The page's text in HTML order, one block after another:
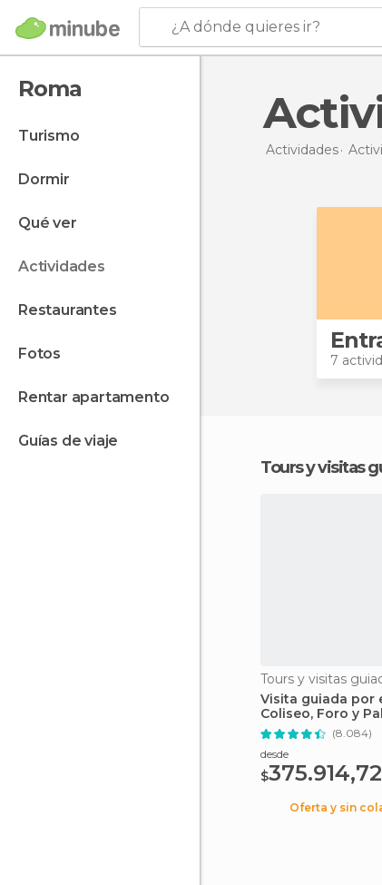
¿A dónde quieres ir?
Roma
turismo
dormir
qué ver
actividades
restaurantes
fotos
rentar apartamento
guías de viaje
Actividades
7
Tours y visitas
Tours y visitas
Visita guiada por
Coliseo, Foro y
(8.084)
desde
$375.914,72
Oferta y sin